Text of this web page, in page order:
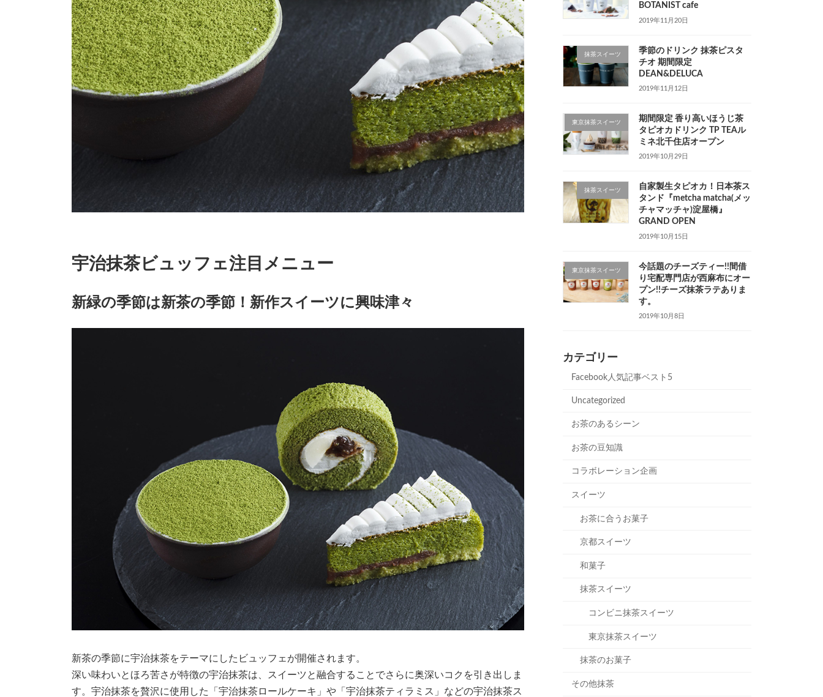
宇治抹茶ビュッフェ注目メニュー
新緑の季節は新茶の季節！新作スイーツに興味津々
新茶の季節に宇治抹茶をテーマにしたビュッフェが開催されます。
深い味わいとほろ苦さが特徴の宇治抹茶は、スイーツと融合することでさらに奥深いコクを引き出しま
す。宇治抹茶を贅沢に使用した「宇治抹茶ロールケーキ」や「宇治抹茶ティラミス」などの宇治抹茶ス
BOTANIST cafe
2019年11月20日
抹茶スイーツ
季節のドリンク 抹茶ピスタ
チオ 期間限定
DEAN&DELUCA
2019年11月12日
東京抹茶スイーツ
期間限定 香り高いほうじ茶
タピオカドリンク TP TEAル
ミネ北千住店オープン
2019年10月29日
抹茶スイーツ
自家製生タピオカ！日本茶ス
タンド『metcha matcha(メッ
チャマッチャ)淀屋橋』
GRAND OPEN
2019年10月15日
東京抹茶スイーツ
今話題のチーズティー!!間借
り宅配専門店が西麻布にオー
プン!!チーズ抹茶ラテありま
す。
2019年10月8日
カテゴリー
Facebook人気記事ベスト5
Uncategorized
お茶のあるシーン
お茶の豆知識
コラボレーション企画
スイーツ
お茶に合うお菓子
京都スイーツ
和菓子
抹茶スイーツ
コンビニ抹茶スイーツ
東京抹茶スイーツ
抹茶のお菓子
その他抹茶